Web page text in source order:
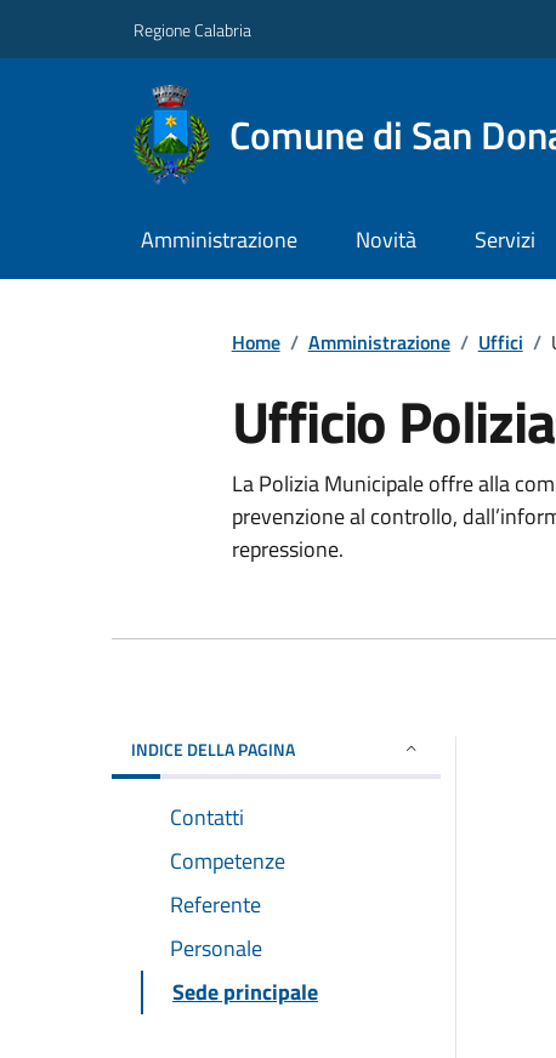
Regione Calabria
Comune di San
Amministrazione Novità Servizi
Home / Amministrazione / Uffici /
Ufficio
La Polizia Municipale offre alla
prevenzione al controllo,
repressione.
INDICE DELLA PAGINA
Contatti
Competenze
Referente
Personale
Sede principale